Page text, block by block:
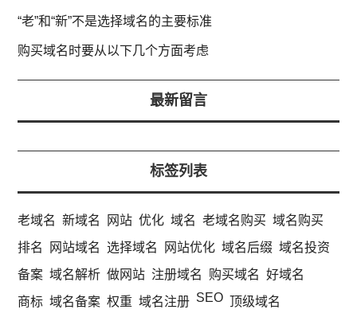
“老”和“新”不是选择域名的主要标准
购买域名时要从以下几个方面考虑
最新留言
标签列表
老域名 新域名 网站 优化 域名 老域名购买 域名购买
排名
网站域名 选择域名 网站优化 域名后缀 域名投资
备案 域名解析 做网站 注册域名 购买域名
好域名
商标 域名备案 权重 域名注册 SEO 顶级域名